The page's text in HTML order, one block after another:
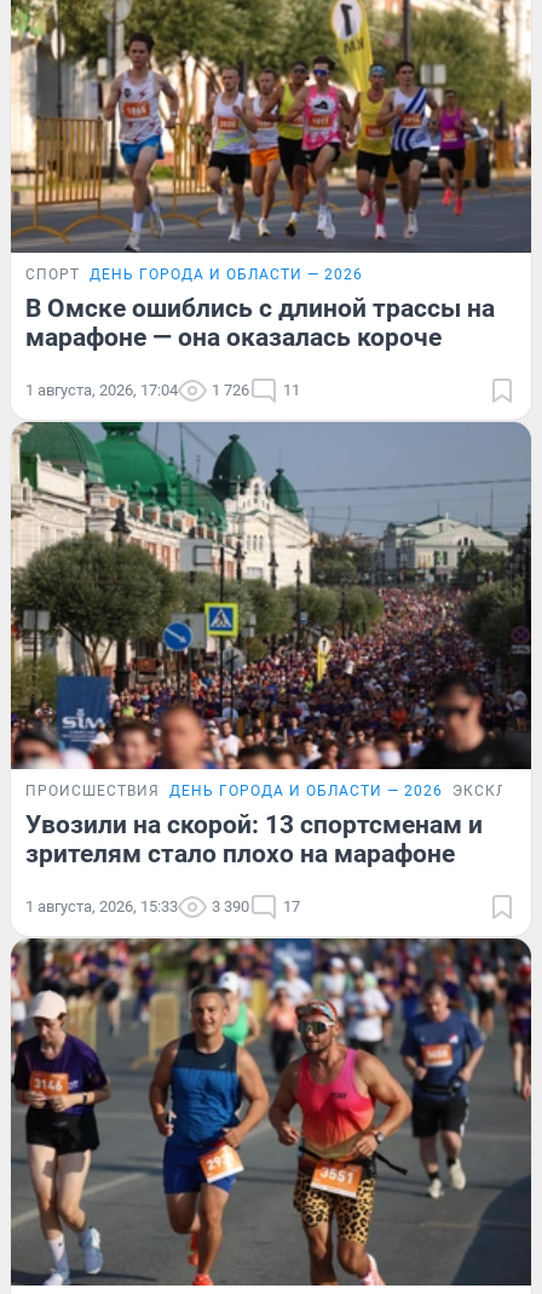
СПОРТ ДЕНЬ ГОРОДА И ОБЛАСТИ — 2026
В Омске ошиблись с длиной трассы на
марафоне — она оказалась короче
1 августа, 2026, 17:04 1 726 11
ПРОИСШЕСТВИЯ ДЕНЬ ГОРОДА И ОБЛАСТИ — 2026
Увозили на скорой: 13 спортсменам и
зрителям стало плохо на марафоне
1 августа, 2026, 15:33 3 390 17